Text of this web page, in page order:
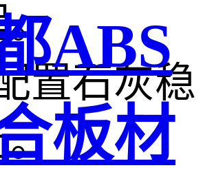
。
置石灰稳
。
ABS
板材